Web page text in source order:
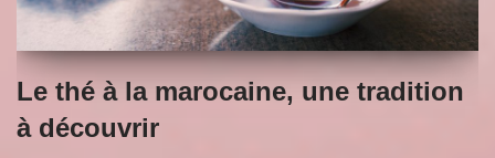
Le thé à la marocaine, une tradition
à découvrir